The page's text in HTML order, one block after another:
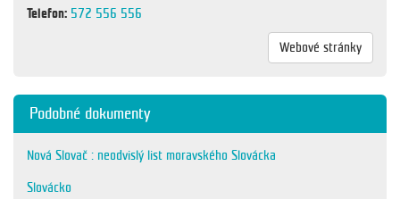
Telefon: 572 556 556
Webové stránky
Podobné dokumenty
Nová Slovač : neodvislý list moravského Slovácka
Slovácko